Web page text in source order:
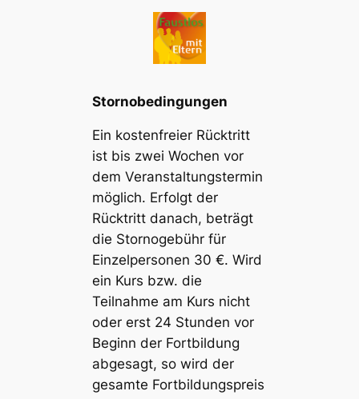
Stornobedingungen
Ein kostenfreier Rücktritt
ist bis zwei Wochen vor
dem Veranstaltungstermin
möglich. Erfolgt der
Rücktritt danach, beträgt
die Stornogebühr für
Einzelpersonen 30 €. Wird
ein Kurs bzw. die
Teilnahme am Kurs nicht
oder erst 24 Stunden vor
Beginn der Fortbildung
abgesagt, so wird der
gesamte Fortbildungspreis